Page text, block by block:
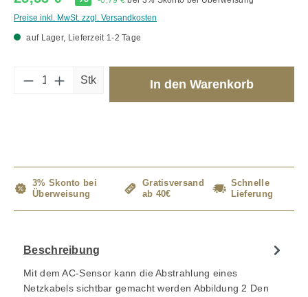
Preise inkl. MwSt. zzgl. Versandkosten
auf Lager, Lieferzeit 1-2 Tage
Produkt Anzahl: Gib den gewünschten
Stk In den Warenkorb
3% Skonto bei
Überweisung
Gratisversand
ab 40€
Schnelle
Lieferung
Beschreibung
Mit dem AC-Sensor kann die Abstrahlung eines
Netzkabels sichtbar gemacht werden Abbildung 2 Den